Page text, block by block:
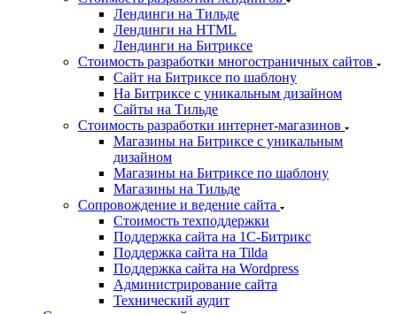
Лендинги на Тильде
Лендинги на HTML
Лендинги на Битриксе
Стоимость разработки многостраничных сайтов
Сайт на Битриксе по шаблону
На Битриксе с уникальным дизайном
Сайты на Тильде
Стоимость разработки интернет-магазинов
Магазины на Битриксе с уникальным
дизайном
Магазины на Битриксе по шаблону
Магазины на Тильде
Сопровождение и ведение сайта
Стоимость техподдержки
Поддержка сайта на 1С-Битрикс
Поддержка сайта на Tilda
Поддержка сайта на Wordpress
Администрирование сайта
Технический аудит